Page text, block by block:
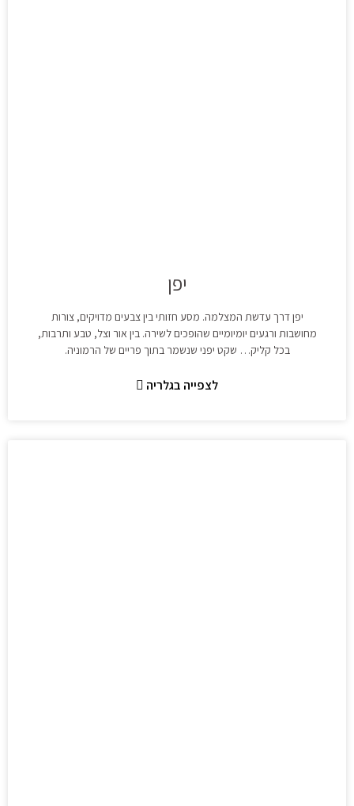
יפן
יפן דרך עדשת המצלמה. מסע חזותי בין צבעים מדויקים, צורות
מחושבות ורגעים יומיומיים שהופכים לשירה. בין אור וצל, טבע ותרבות,
בכל קליק… שקט יפני שנשמר בתוך פריים של הרמוניה.
לצפייה בגלריה